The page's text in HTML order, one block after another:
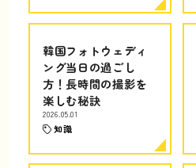
韓国フォトウェディ
ング当日の過ごし
方！長時間の撮影を
楽しむ秘訣
2026.05.01
知識